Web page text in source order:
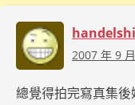
2007 年 9
總覺得拍完寫真集後